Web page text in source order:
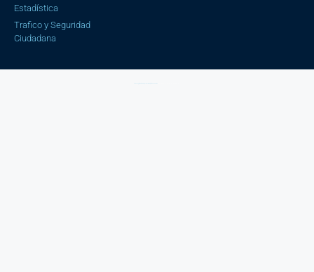
Estadística
Trafico y Seguridad
Ciudadana